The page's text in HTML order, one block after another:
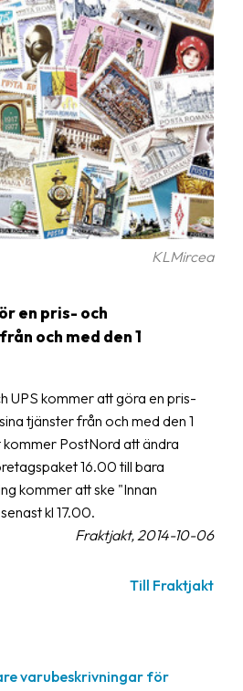
KLMircea
en pris- och
och med den 1
UPS kommer att göra en pris-
tjänster från och med den 1
PostNord att ändra
16.00 till bara
kommer att ske "Innan
kl 17.00.
Fraktjakt, 2014-10-06
Till Fraktjakt
varubeskrivningar för